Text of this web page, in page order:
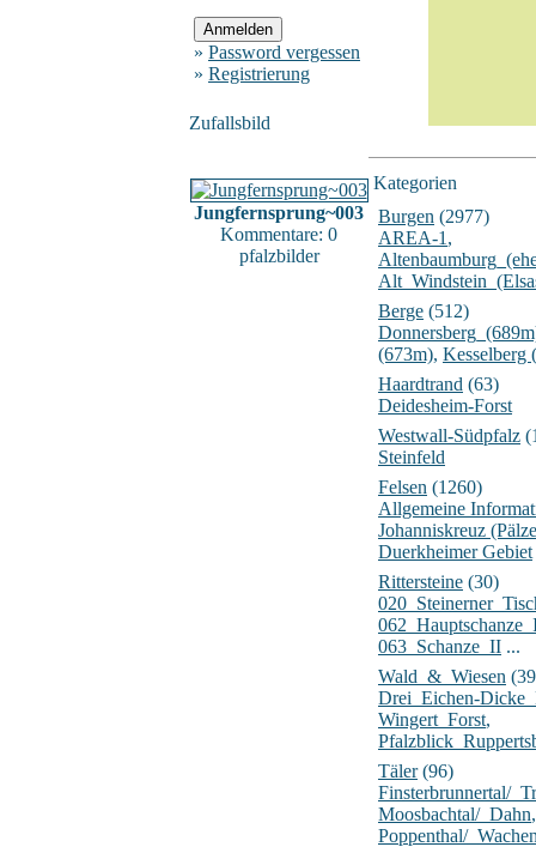
» Password vergessen
» Registrierung
Zufallsbild
Jungfernsprung~003
Kommentare: 0
pfalzbilder
Kategorien
Burgen (2977)
AREA-1 ,
Berge (512)
(673m), Kesselberg
Haardtrand (63)
Deidesheim-Forst
Westwall-Südpfalz
Steinfeld
Felsen (1260)
Allgemeine
Johanniskreuz
Duerkheimer Gebiet
Rittersteine (30)
063_Schanze_II ...
Wald_&_Wiesen
Drei_Eichen-
Wingert_Forst,
Täler(96)
Finsterbrunnertal/
Moosbachtal/_Dahn,
Poppenthal/